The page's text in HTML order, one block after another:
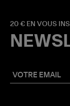
20 € EN VOUS